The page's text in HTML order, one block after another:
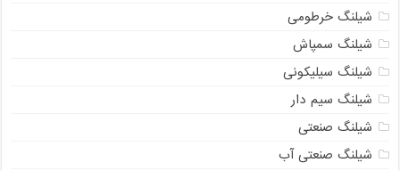
شیلنگ خرطومی
شیلنگ سمپاش
شیلنگ سیلیکونی
شیلنگ سیم دار
شیلنگ صنعتی
شیلنگ صنعتی آب